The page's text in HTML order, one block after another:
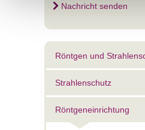
Nachricht senden
Röntgen und
Strahlenschutz
Röntgeneinrichtung